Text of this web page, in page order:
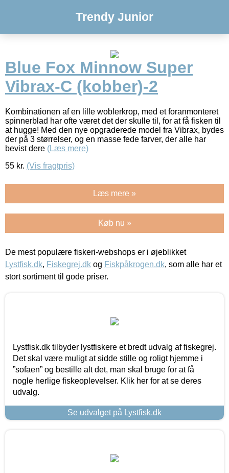
Trendy Junior
Blue Fox Minnow Super
Vibrax-C (kobber)-2
Kombinationen af en lille woblerkrop, med et foranmonteret
spinnerblad har ofte været det der skulle til, for at få fisken til
at hugge! Med den nye opgraderede model fra Vibrax, bydes
der på 3 størrelser, og en masse fede farver, der alle har
bevist dere (Læs mere)
55 kr. (Vis fragtpris)
Læs mere »
Køb nu »
De mest populære fiskeri-webshops er i øjeblikket
Lystfisk.dk, Fiskegrej.dk og Fiskpåkrogen.dk, som alle har et
stort sortiment til gode priser.
Lystfisk.dk tilbyder lystfiskere et bredt udvalg af fiskegrej.
Det skal være muligt at sidde stille og roligt hjemme i
”sofaen” og bestille alt det, man skal bruge for at få
nogle herlige fiskeoplevelser. Klik her for at se deres
udvalg.
Se udvalget på Lystfisk.dk